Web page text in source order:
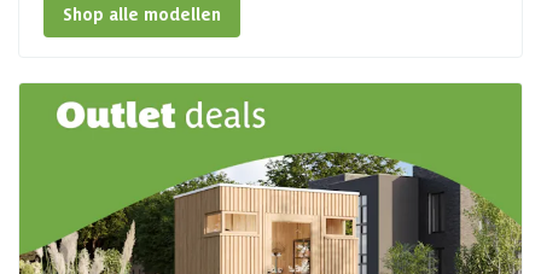
Shop alle modellen